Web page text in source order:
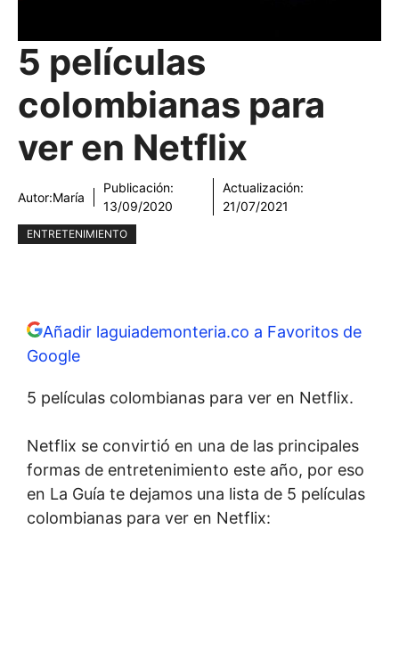
5 películas
colombianas para
ver en Netflix
Autor:María
Publicación:
13/09/2020
Actualización:
21/07/2021
ENTRETENIMIENTO
Añadir laguiademonteria.co a Favoritos de
Google
5 películas colombianas para ver en Netflix.
Netflix se convirtió en una de las principales
formas de entretenimiento este año, por eso
en La Guía te dejamos una lista de 5 películas
colombianas para ver en Netflix: